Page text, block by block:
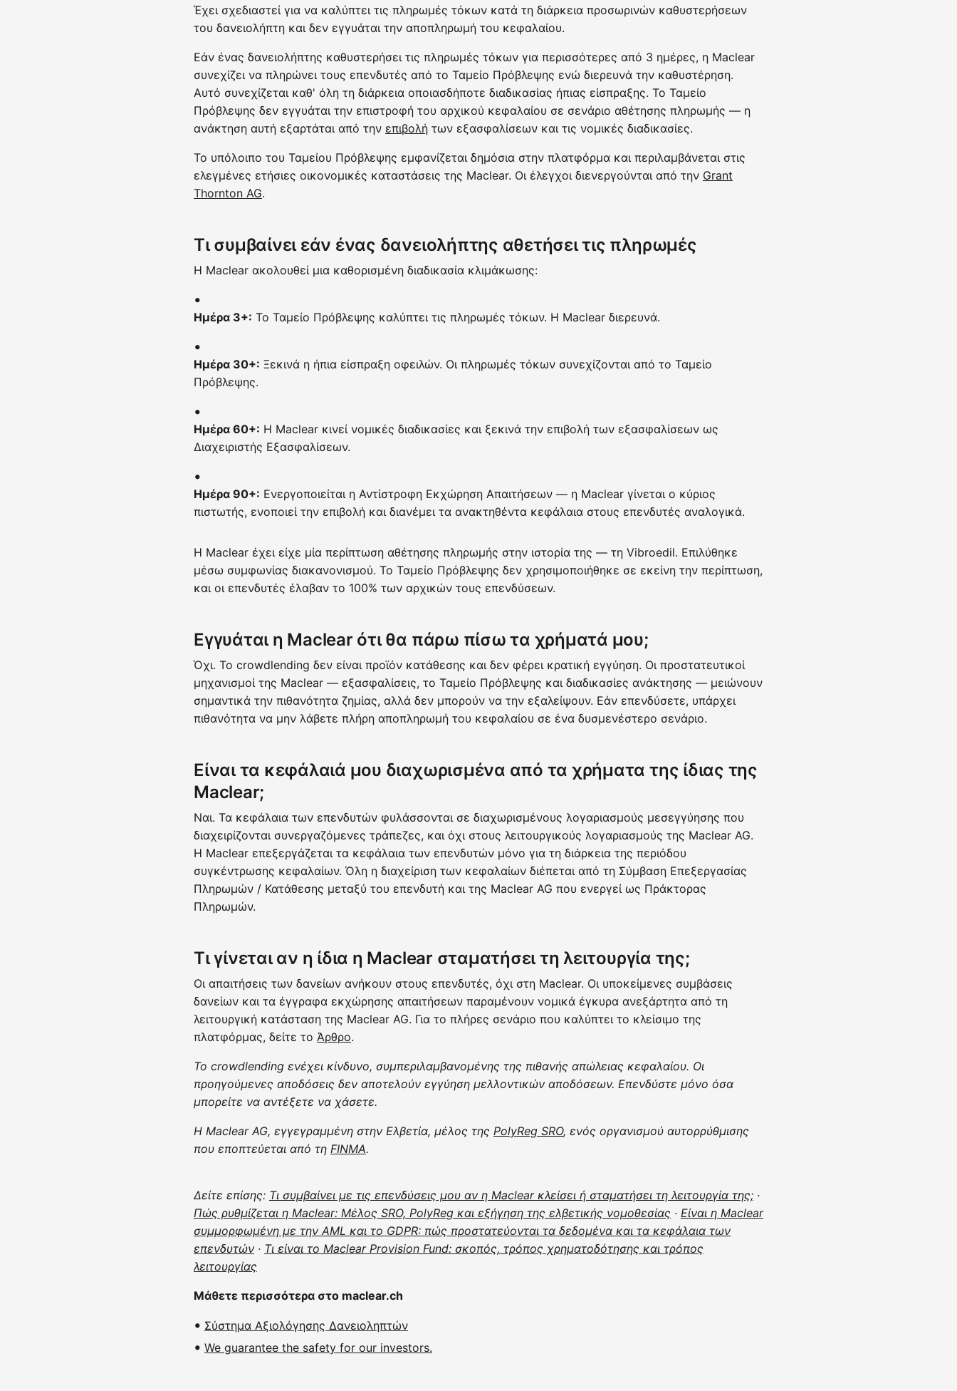
Έχει σχεδιαστεί για να καλύπτει τις πληρωμές τόκων κατά τη διάρκεια προσωρινών καθυστερήσεων
του δανειολήπτη και δεν εγγυάται την αποπληρωμή του κεφαλαίου.
Εάν ένας δανειολήπτης καθυστερήσει τις πληρωμές τόκων για περισσότερες από 3 ημέρες, η Maclear
συνεχίζει να πληρώνει τους επενδυτές από το Ταμείο Πρόβλεψης ενώ διερευνά την καθυστέρηση.
Αυτό συνεχίζεται καθ' όλη τη διάρκεια οποιασδήποτε διαδικασίας ήπιας είσπραξης. Το Ταμείο
Πρόβλεψης δεν εγγυάται την επιστροφή του αρχικού κεφαλαίου σε σενάριο αθέτησης πληρωμής — η
ανάκτηση αυτή εξαρτάται από την επιβολή των εξασφαλίσεων και τις νομικές διαδικασίες.
Το υπόλοιπο του Ταμείου Πρόβλεψης εμφανίζεται δημόσια στην πλατφόρμα και περιλαμβάνεται στις
ελεγμένες ετήσιες οικονομικές καταστάσεις της Maclear. Οι έλεγχοι διενεργούνται από την Grant
Thornton AG.
Τι συμβαίνει εάν ένας δανειολήπτης αθετήσει τις πληρωμές
Η Maclear ακολουθεί μια καθορισμένη διαδικασία κλιμάκωσης:
Ημέρα 3+: Το Ταμείο Πρόβλεψης καλύπτει τις πληρωμές τόκων. Η Maclear διερευνά.
Ημέρα 30+: Ξεκινά η ήπια είσπραξη οφειλών. Οι πληρωμές τόκων συνεχίζονται από το Ταμείο
Πρόβλεψης.
Ημέρα 60+: Η Maclear κινεί νομικές διαδικασίες και ξεκινά την επιβολή των εξασφαλίσεων ως
Διαχειριστής Εξασφαλίσεων.
Ημέρα 90+: Ενεργοποιείται η Αντίστροφη Εκχώρηση Απαιτήσεων — η Maclear γίνεται ο κύριος
πιστωτής, ενοποιεί την επιβολή και διανέμει τα ανακτηθέντα κεφάλαια στους επενδυτές αναλογικά.
Η Maclear έχει είχε μία περίπτωση αθέτησης πληρωμής στην ιστορία της — τη Vibroedil. Επιλύθηκε
μέσω συμφωνίας διακανονισμού. Το Ταμείο Πρόβλεψης δεν χρησιμοποιήθηκε σε εκείνη την περίπτωση,
και οι επενδυτές έλαβαν το 100% των αρχικών τους επενδύσεων.
Εγγυάται η Maclear ότι θα πάρω πίσω τα χρήματά μου;
Όχι. Το crowdlending δεν είναι προϊόν κατάθεσης και δεν φέρει κρατική εγγύηση. Οι προστατευτικοί
μηχανισμοί της Maclear — εξασφαλίσεις, το Ταμείο Πρόβλεψης και διαδικασίες ανάκτησης — μειώνουν
σημαντικά την πιθανότητα ζημίας, αλλά δεν μπορούν να την εξαλείψουν. Εάν επενδύσετε, υπάρχει
πιθανότητα να μην λάβετε πλήρη αποπληρωμή του κεφαλαίου σε ένα δυσμενέστερο σενάριο.
Είναι τα κεφάλαιά μου διαχωρισμένα από τα χρήματα της ίδιας της
Maclear;
Ναι. Τα κεφάλαια των επενδυτών φυλάσσονται σε διαχωρισμένους λογαριασμούς μεσεγγύησης που
διαχειρίζονται συνεργαζόμενες τράπεζες, και όχι στους λειτουργικούς λογαριασμούς της Maclear AG.
Η Maclear επεξεργάζεται τα κεφάλαια των επενδυτών μόνο για τη διάρκεια της περιόδου
συγκέντρωσης κεφαλαίων. Όλη η διαχείριση των κεφαλαίων διέπεται από τη Σύμβαση Επεξεργασίας
Πληρωμών / Κατάθεσης μεταξύ του επενδυτή και της Maclear AG που ενεργεί ως Πράκτορας
Πληρωμών.
Τι γίνεται αν η ίδια η Maclear σταματήσει τη λειτουργία της;
Οι απαιτήσεις των δανείων ανήκουν στους επενδυτές, όχι στη Maclear. Οι υποκείμενες συμβάσεις
δανείων και τα έγγραφα εκχώρησης απαιτήσεων παραμένουν νομικά έγκυρα ανεξάρτητα από τη
λειτουργική κατάσταση της Maclear AG. Για το πλήρες σενάριο που καλύπτει το κλείσιμο της
πλατφόρμας, δείτε το Άρθρο.
Το crowdlending ενέχει κίνδυνο, συμπεριλαμβανομένης της πιθανής απώλειας κεφαλαίου. Οι
προηγούμενες αποδόσεις δεν αποτελούν εγγύηση μελλοντικών αποδόσεων. Επενδύστε μόνο όσα
μπορείτε να αντέξετε να χάσετε.
Η Maclear AG, εγγεγραμμένη στην Ελβετία, μέλος της PolyReg SRO, ενός οργανισμού αυτορρύθμισης
που εποπτεύεται από τη FINMA.
Δείτε επίσης: Τι συμβαίνει με τις επενδύσεις μου αν η Maclear κλείσει ή σταματήσει τη λειτουργία της; ·
Πώς ρυθμίζεται η Maclear: Μέλος SRO, PolyReg και εξήγηση της ελβετικής νομοθεσίας · Είναι η Maclear
συμμορφωμένη με την AML και το GDPR: πώς προστατεύονται τα δεδομένα και τα κεφάλαια των
επενδυτών · Τι είναι το Maclear Provision Fund: σκοπός, τρόπος χρηματοδότησης και τρόπος
λειτουργίας
Μάθετε περισσότερα στο maclear.ch
Σύστημα Αξιολόγησης Δανειοληπτών
We guarantee the safety for our investors.